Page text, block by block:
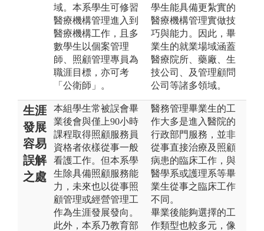
域。本系學生可修習
醫療機構管理進入到
醫療機構工作，且多
數學生以個案管理
師、照顧管理專員為
職涯目標，亦可考
「公衛師」。
學生能具備更紮實的
醫療機構管理實做技
巧與能力。因此，畢
業生的就業場域涵蓋
醫療院所、藥廠、生
技公司、及管理顧問
公司等諸多領域。
生涯
發展
容易
誤解
之處
本組學生常被誤會畢
業後會與僅上90小時
課程取得照顧服務員
資格者依樣從事一般
看護工作。但本系學
生除具備照顧服務能
力，未來也以從事照
顧管理或經營管理工
作為生涯發展發向。
此外，本系乃教育部
醫務管理畢業生的工
作大多是進入醫院的
行政部門服務，並非
從事直接治療及照顧
病患的臨床工作，與
醫學系或護理系等畢
業生從事之臨床工作
不同。
畢業後能夠選擇的工
作類型也較多元，像